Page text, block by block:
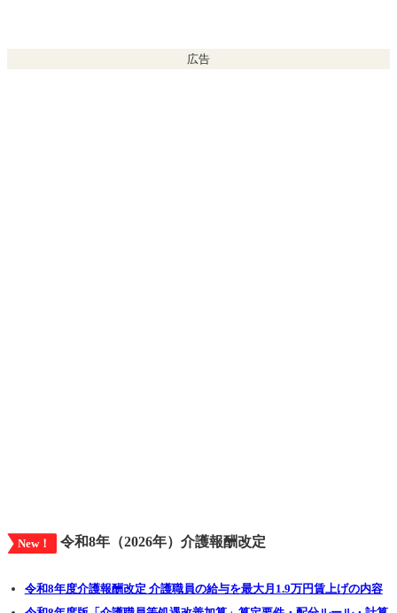
広告
New！ 令和8年（2026年）介護報酬改定
令和8年度介護報酬改定 介護職員の給与を最大月1.9万円賃上げの内容